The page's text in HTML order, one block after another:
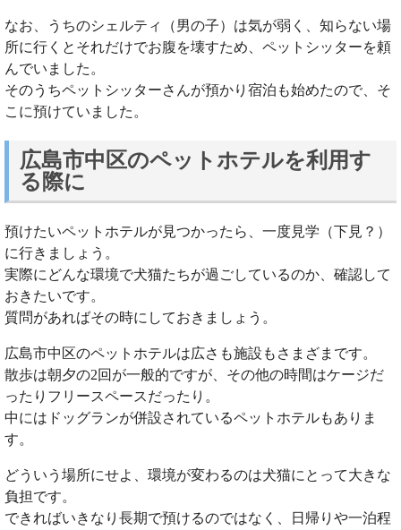
なお、うちのシェルティ（男の子）は気が弱く、知らない場
所に行くとそれだけでお腹を壊すため、ペットシッターを頼
んでいました。
そのうちペットシッターさんが預かり宿泊も始めたので、そ
こに預けていました。
広島市中区のペットホテルを利用す
る際に
預けたいペットホテルが見つかったら、一度見学（下見？）
に行きましょう。
実際にどんな環境で犬猫たちが過ごしているのか、確認して
おきたいです。
質問があればその時にしておきましょう。
広島市中区のペットホテルは広さも施設もさまざまです。
散歩は朝夕の2回が一般的ですが、その他の時間はケージだ
ったりフリースペースだったり。
中にはドッグランが併設されているペットホテルもありま
す。
どういう場所にせよ、環境が変わるのは犬猫にとって大きな
負担です。
できればいきなり長期で預けるのではなく、日帰りや一泊程